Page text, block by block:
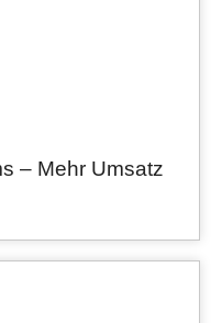
– Mehr Umsatz